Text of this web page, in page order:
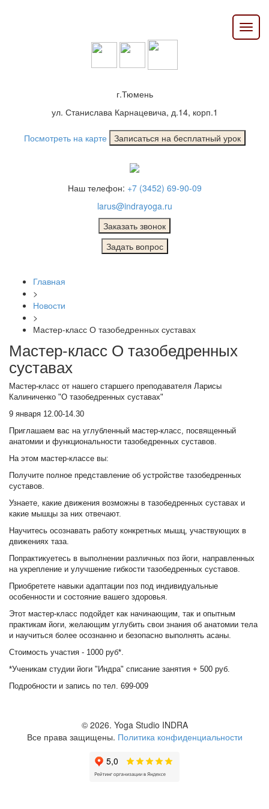
г.Тюмень
ул. Станислава Карнацевича, д.14, корп.1
Посмотреть на карте
Наш телефон: +7 (3452) 69-90-09
larus@indrayoga.ru
Главная
>
Новости
>
Мастер-класс О тазобедренных суставах
Мастер-класс О тазобедренных
суставах
Мастер-класс от нашего старшего преподавателя Ларисы
Калиниченко "О тазобедренных суставах"
9 января ️12.00-14.30
Приглашаем вас на углубленный мастер-класс, посвященный
анатомии и функциональности тазобедренных суставов.
На этом мастер-классе вы:
️Получите полное представление об устройстве тазобедренных
суставов.
️Узнаете, какие движения возможны в тазобедренных суставах и
какие мышцы за них отвечают.
️Научитесь осознавать работу конкретных мышц, участвующих в
движениях таза.
️Попрактикуетесь в выполнении различных поз йоги, направленных
на укрепление и улучшение гибкости тазобедренных суставов.
️Приобретете навыки адаптации поз под индивидуальные
особенности и состояние вашего здоровья.
Этот мастер-класс подойдет как начинающим, так и опытным
практикам йоги, желающим углубить свои знания об анатомии тела
и научиться более осознанно и безопасно выполнять асаны.
Стоимость участия - 1000 руб*.
*Ученикам студии йоги "Индра" списание занятия + 500 руб.
Подробности и запись по тел. 699-009
© 2026. Yoga Studio INDRA
Все права защищены. Политика конфиденциальности